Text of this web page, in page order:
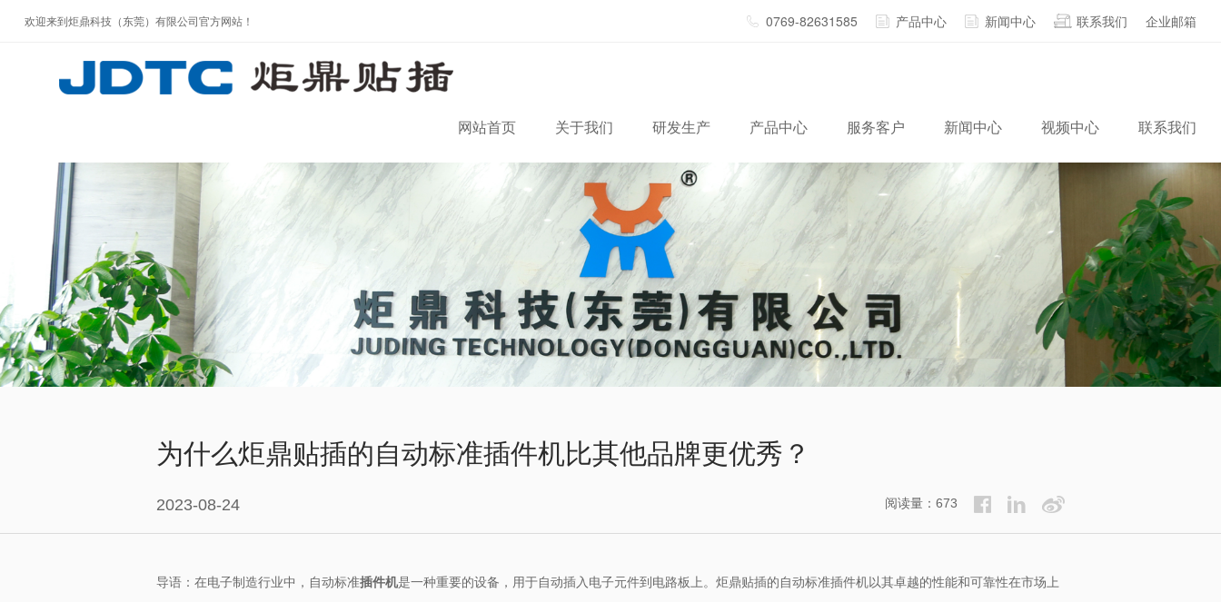
欢迎来到炬鼎科技（东莞）有限公司官方网站！ 0769-82631585 产品中心 新闻中心 联系我们 企业邮箱
网站首页 关于我们 研发生产 产品中心 服务客户 新闻中心 视频中心 联系我们
为什么炬鼎贴插的自动标准插件机比其他品牌更优秀？
2023-08-24 阅读量：673
导语：在电子制造行业中，自动标准插件机是一种重要的设备，用于自动插入电子元件到电路板上。炬鼎贴插的自动标准插件机以其卓越的性能和可靠性在市场上